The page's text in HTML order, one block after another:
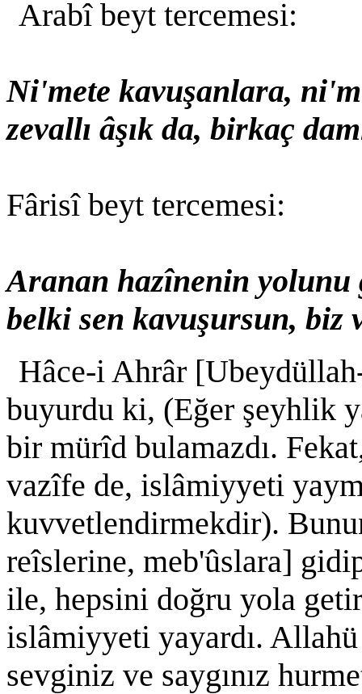
Arabî beyt tercemesi:
Ni'mete kavuşanlara,
zevallı âşık da, birkaç
Fârisî beyt tercemesi:
Aranan hazînenin yolunu
belki sen kavuşursun, biz
Hâce-i Ahrâr
buyurdu ki, (Eğer şeyhlik
bir mürîd bulamazdı.
vazîfe de, islâmiyyeti
kuvvetlendirmekdir).
reîslerine, meb'ûslara]
ile, hepsini doğru yola
islâmiyyeti yayardı.
sevginiz ve saygınız